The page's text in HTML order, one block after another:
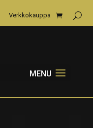
Verkkokauppa